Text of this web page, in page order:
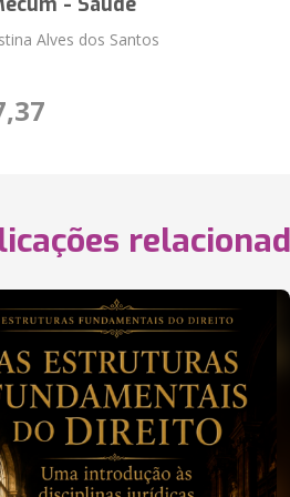
Alves dos Santos